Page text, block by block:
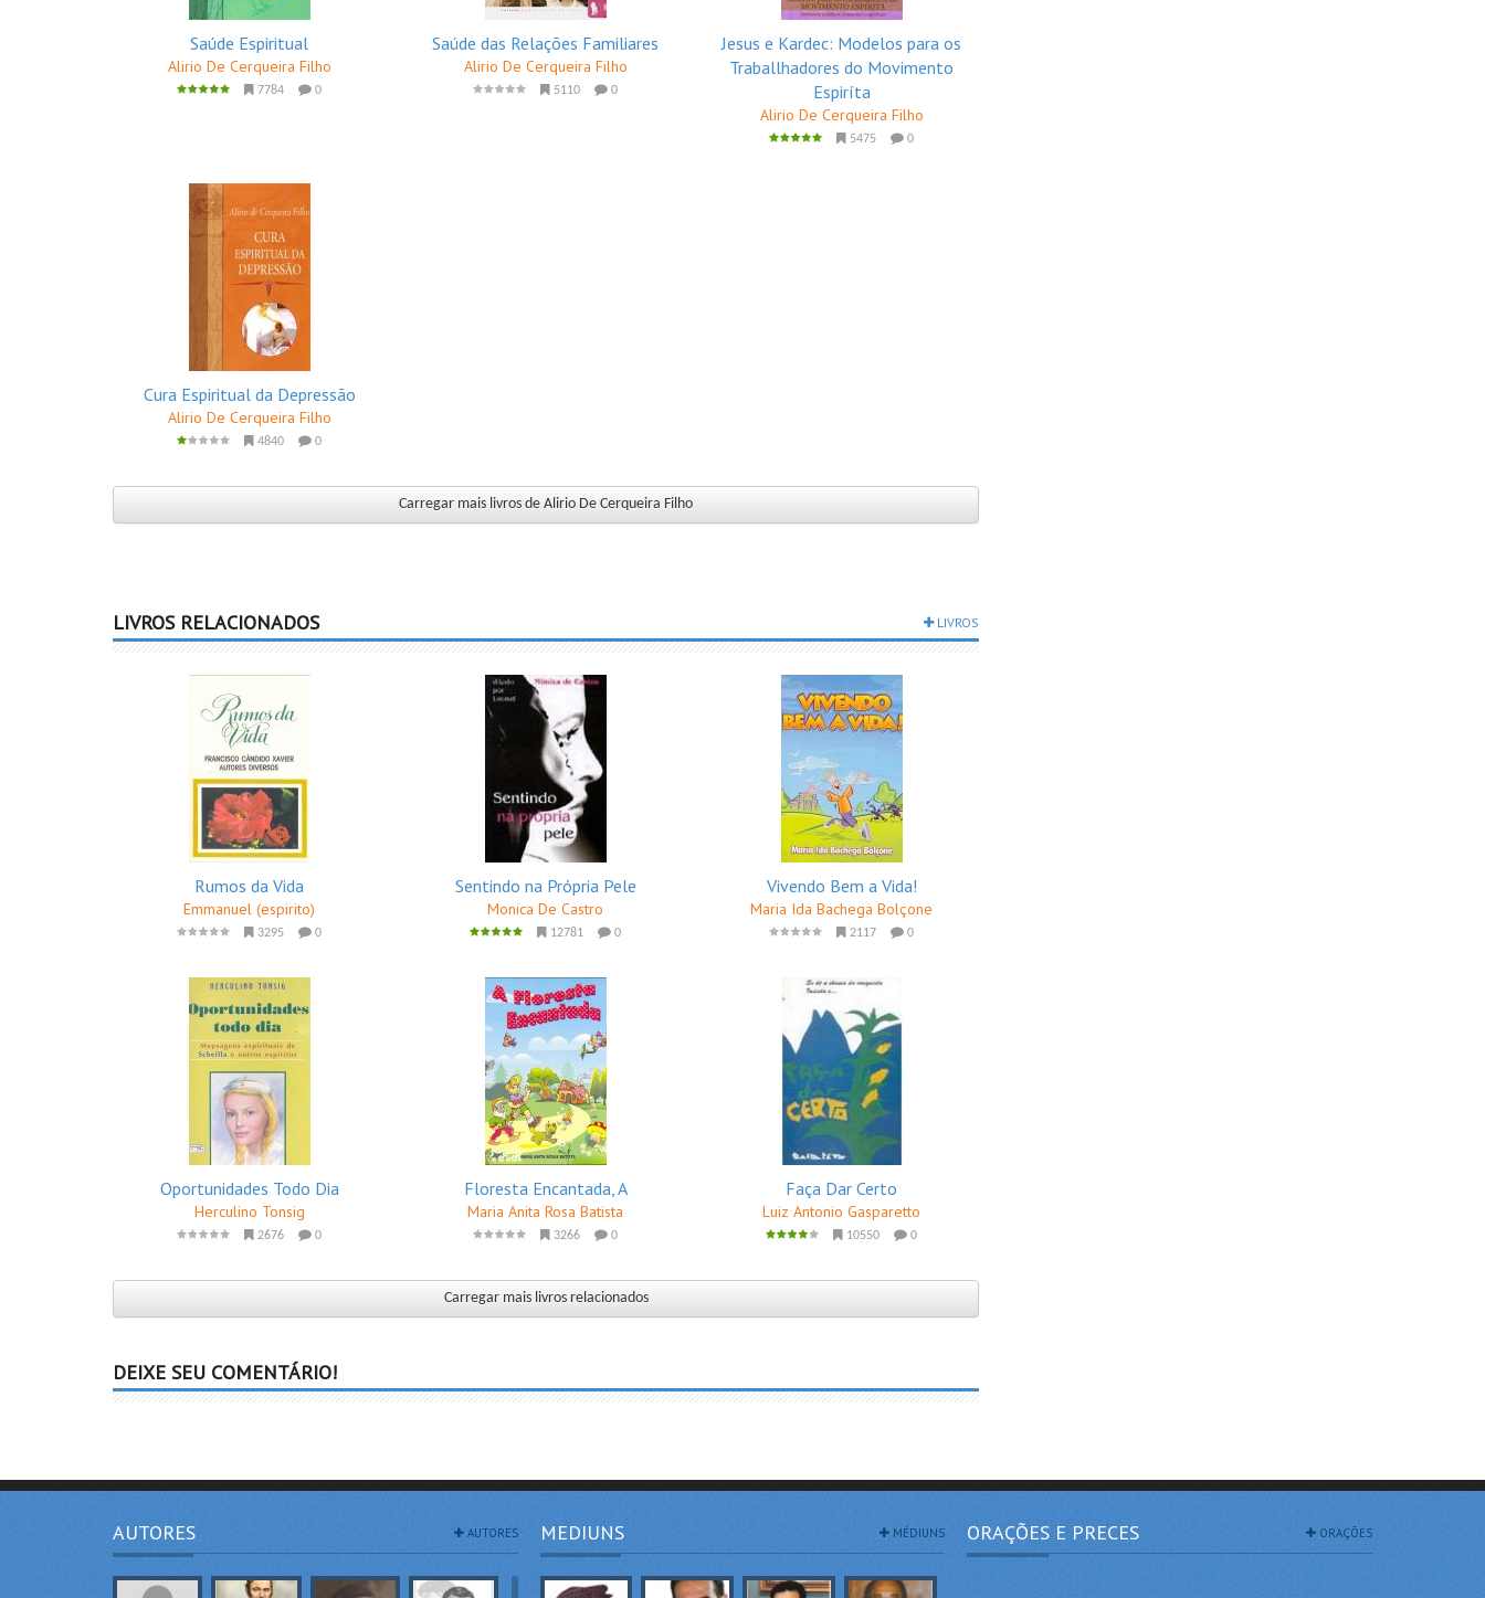
Saúde Espiritual
Alirio De Cerqueira Filho
7784 0
Saúde das Relações Familiares
Alirio De Cerqueira Filho
5110 0
Jesus e Kardec: Modelos para os
Traballhadores do Movimento
Espiríta
Alirio De Cerqueira Filho
5475 0
Cura Espiritual da Depressão
Alirio De Cerqueira Filho
4840 0
Carregar mais livros de Alirio De Cerqueira Filho
LIVROS RELACIONADOS LIVROS
Rumos da Vida
Emmanuel (espirito)
3295 0
Sentindo na Própria Pele
Monica De Castro
12781 0
Vivendo Bem a Vida!
Maria Ida Bachega Bolçone
2117 0
Oportunidades Todo Dia
Herculino Tonsig
2676 0
Floresta Encantada, A
Maria Anita Rosa Batista
3266 0
Faça Dar Certo
Luiz Antonio Gasparetto
10550 0
Carregar mais livros relacionados
DEIXE SEU COMENTÁRIO!
AUTORES AUTORES MEDIUNS MÉDIUNS ORAÇÕES E PRECES ORAÇÕES